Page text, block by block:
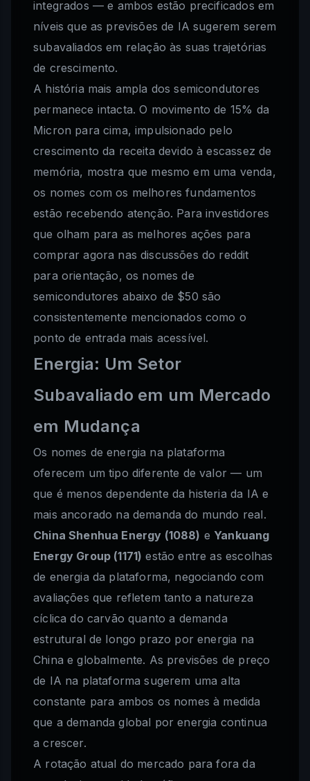
integrados — e ambos estão precificados em
níveis que as previsões de IA sugerem serem
subavaliados em relação às suas trajetórias
de crescimento.
A história mais ampla dos semicondutores
permanece intacta. O movimento de 15% da
Micron para cima, impulsionado pelo
crescimento da receita devido à escassez de
memória, mostra que mesmo em uma venda,
os nomes com os melhores fundamentos
estão recebendo atenção. Para investidores
que olham para as melhores ações para
comprar agora nas discussões do reddit
para orientação, os nomes de
semicondutores abaixo de $50 são
consistentemente mencionados como o
ponto de entrada mais acessível.
Energia: Um Setor
Subavaliado em um Mercado
em Mudança
Os nomes de energia na plataforma
oferecem um tipo diferente de valor — um
que é menos dependente da histeria da IA e
mais ancorado na demanda do mundo real.
China Shenhua Energy (1088) e Yankuang
Energy Group (1171) estão entre as escolhas
de energia da plataforma, negociando com
avaliações que refletem tanto a natureza
cíclica do carvão quanto a demanda
estrutural de longo prazo por energia na
China e globalmente. As previsões de preço
de IA na plataforma sugerem uma alta
constante para ambos os nomes à medida
que a demanda global por energia continua
a crescer.
A rotação atual do mercado para fora da